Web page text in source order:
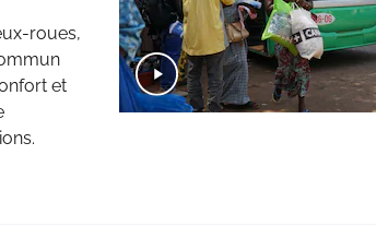
roues,
et